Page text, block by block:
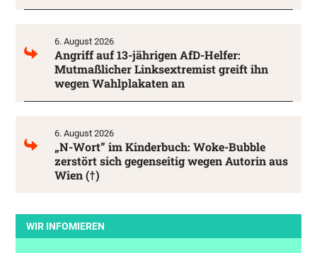
6. August 2026
Angriff auf 13-jährigen AfD-Helfer:
Mutmaßlicher Linksextremist greift ihn
wegen Wahlplakaten an
6. August 2026
„N-Wort” im Kinderbuch: Woke-Bubble
zerstört sich gegenseitig wegen Autorin aus
Wien (†)
WIR INFOMIEREN